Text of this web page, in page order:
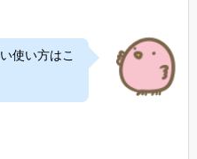
使い方はこ